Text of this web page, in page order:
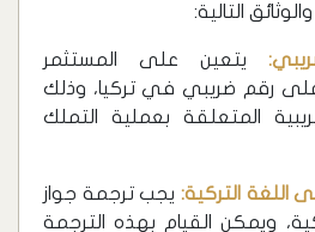
التالية:
يتعين على المستثمر
رقم ضريبي في تركيا، وذلك
المتعلقة بعملية التملك
يجب ترجمة جواز
ويمكن القيام بهذه الترجمة